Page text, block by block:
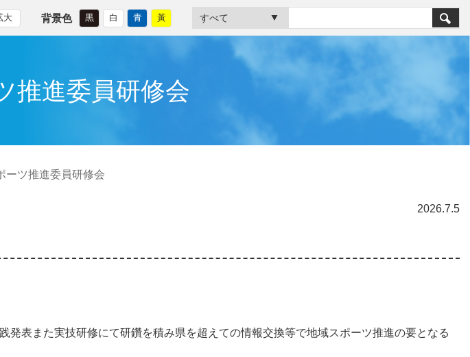
大 背景色 黒 白 青 黃
推進委員研修会
ーツ推進委員研修会
2026.7.5
表また実技研修にて研鑽を積み県を超えての情報交換等で地域スポーツ推進の要となる